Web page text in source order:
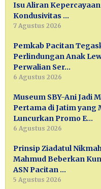
Isu Aliran
Kondusivitas …
7 Agustus 2026
Pemkab Pacitan
Perlindungan Anak
Perwalian Ser…
6 Agustus 2026
Museum SBY-Ani Jadi
Pertama di Jatim yang
Luncurkan Promo E…
6 Agustus 2026
Prinsip Ziadatul
Mahmud Beberkan
ASN Pacitan …
5 Agustus 2026